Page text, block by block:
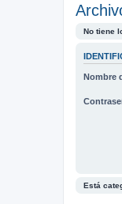
No tiene
Nombre
Está